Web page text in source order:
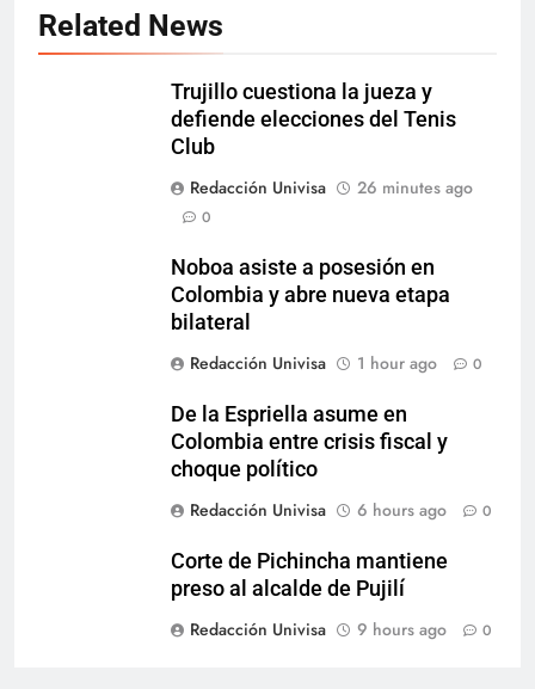
Related News
Trujillo cuestiona la jueza y
defiende elecciones del Tenis
Club
Redacción Univisa
26 minutes ago
0
Noboa asiste a posesión en
Colombia y abre nueva etapa
bilateral
Redacción Univisa
1 hour ago 0
De la Espriella asume en
Colombia entre crisis fiscal y
choque político
Redacción Univisa
6 hours ago 0
Corte de Pichincha mantiene
preso al alcalde de Pujilí
Redacción Univisa
9 hours ago 0